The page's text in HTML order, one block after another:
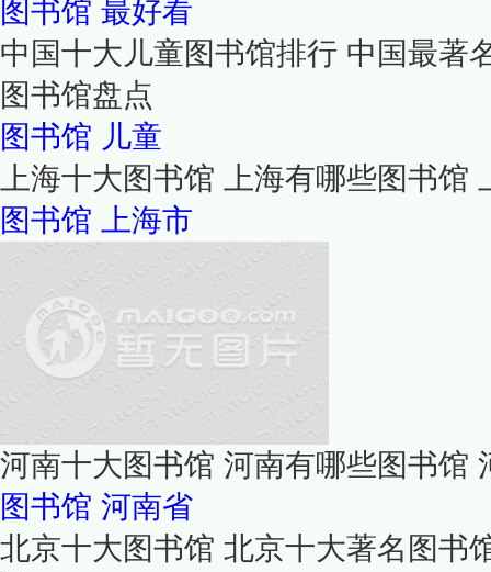
图书馆 最好看
中国十大儿童图书馆排行 中国最著
图书馆盘点
图书馆 儿童
上海十大图书馆 上海有哪些图书馆
图书馆
上海市
河南十大图书馆 河南有哪些图书馆
图书馆 河南省
北京十大图书馆 北京十大著名图书